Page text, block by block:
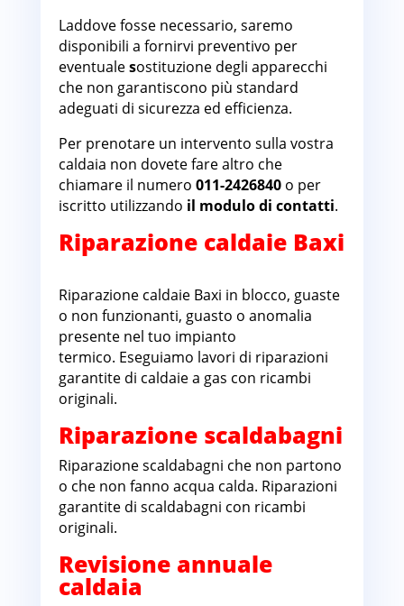
Laddove fosse necessario, saremo
disponibili a fornirvi preventivo per
eventualesostituzione degli apparecchi
che non garantiscono più standard
adeguati di sicurezza ed efficienza.
Per prenotare un intervento sulla vostra
caldaia non dovete fare altro che
chiamare il numero 011-2426840o per
iscritto utilizzando il modulo di contatti.
Riparazione caldaie Baxi
Cime Bianche
Riparazione caldaie Baxi in blocco, guaste
o non funzionanti, guasto o anomalia
presente nel tuo impianto
termico. Eseguiamo lavori di riparazioni
garantite di caldaie a gas con ricambi
originali.
Riparazione scaldabagni
Riparazione scaldabagni che non partono
o che non fanno acqua calda. Riparazioni
garantite di scaldabagni con ricambi
originali.
Revisione annuale
caldaia